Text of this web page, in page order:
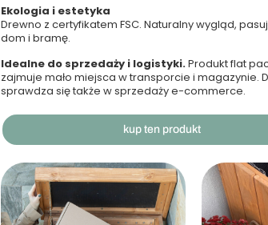
Ekologia i estetyka
Drewno z certyfikatem FSC. Naturalny wygląd,
dom i bramę.
Idealne do sprzedaży i logistyki.Produkt flat
zajmuje mało miejsca w transporcie i magazynie.
sprawdza się także w sprzedaży e-commerce.
kup ten produkt